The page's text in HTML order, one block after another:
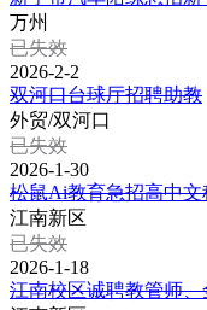
万州
已失效
2026-2-2
双河口台球厅招聘助教
外贸/双河口
已失效
2026-1-30
松鼠Ai教育急招高中文
江南新区
已失效
2026-1-18
江南校区诚聘教管师、